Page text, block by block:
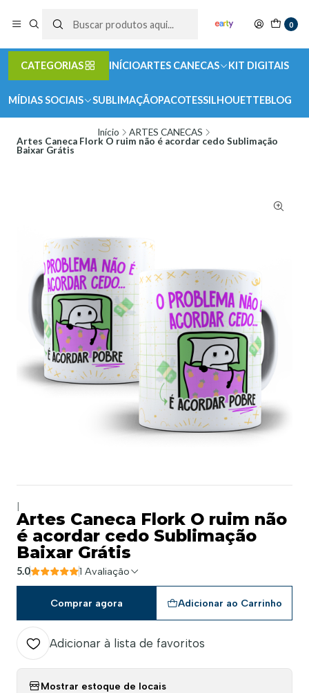
0
CATEGORIAS INÍCIOARTES CANECAS KIT DIGITAIS
MÍDIAS SOCIAIS SUBLIMAÇÃOPACOTESSILHOUETTEBLOG
Início
ARTES CANECAS
Artes Caneca Flork O ruim não é acordar cedo Sublimação
Baixar Grátis
Artes Caneca Flork O ruim não
é acordar cedo Sublimação
Baixar Grátis
5.0 1 Avaliação
Adicionar ao Carrinho
Comprar agora
Adicionar à lista de favoritos
Mostrar estoque de locais